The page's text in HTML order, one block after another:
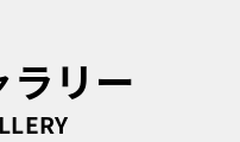
ラリー